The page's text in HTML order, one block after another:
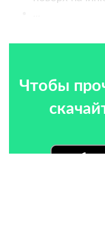
Чтобы